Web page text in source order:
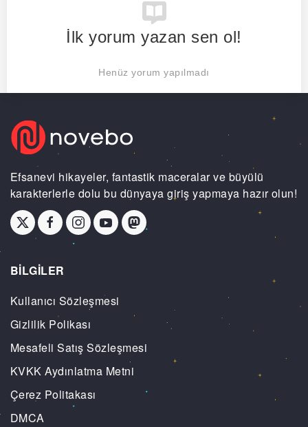
İlk yorum yazan sen ol!
Henüz yorum yapılmadı
Efsanevi hikayeler, fantastik maceralar ve büyülü
karakterlerle dolu bu dünyaya giriş yapmaya hazır olun!
BİLGİLER
Kullanıcı Sözleşmesi
Gizlilik Polikası
Mesafeli Satış Sözleşmesi
KVKK Aydınlatma Metni
Çerez Politakası
DMCA